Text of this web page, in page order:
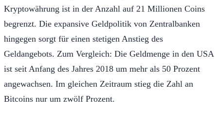
Kryptowährung ist in der Anzahl auf 21 Millionen Coins
begrenzt. Die expansive Geldpolitik von Zentralbanken
hingegen sorgt für einen stetigen Anstieg des
Geldangebots. Zum Vergleich: Die Geldmenge in den USA
ist seit Anfang des Jahres 2018 um mehr als 50 Prozent
angewachsen. Im gleichen Zeitraum stieg die Zahl an
Bitcoins nur um zwölf Prozent.